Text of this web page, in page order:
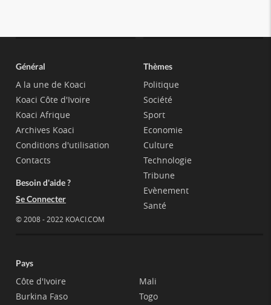
Général
A la une de Koaci
Koaci Côte d'Ivoire
Koaci Afrique
Archives Koaci
Conditions d'utilisation
Contacts
Besoin d'aide ?
Se Connecter
© 2008 - 2022 KOACI.COM
Thèmes
Politique
Société
Sport
Economie
Culture
Technologie
Tribune
Evènement
Santé
Pays
Côte d'Ivoire
Burkina Faso
Mali
Togo